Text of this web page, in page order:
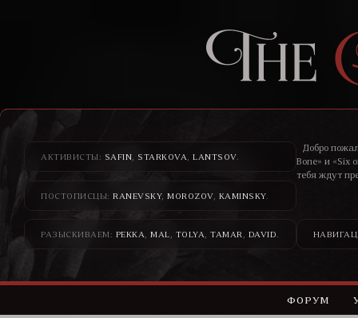
АКТИВИСТЫ: SAFIN STARKOVA LANTSOV.
ПОСТОПИСЦЫ: RANEVSKY, MOROZOV, KAMINSKY.
РАЗЫСКИВАЕМ: PEKKA MAL TOLYA TAMAR DAVID
Добро
Bone» и «Six
тебя ждут
ФОРУМ